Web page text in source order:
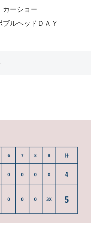
カーショー
ルヘッドＤＡＹ